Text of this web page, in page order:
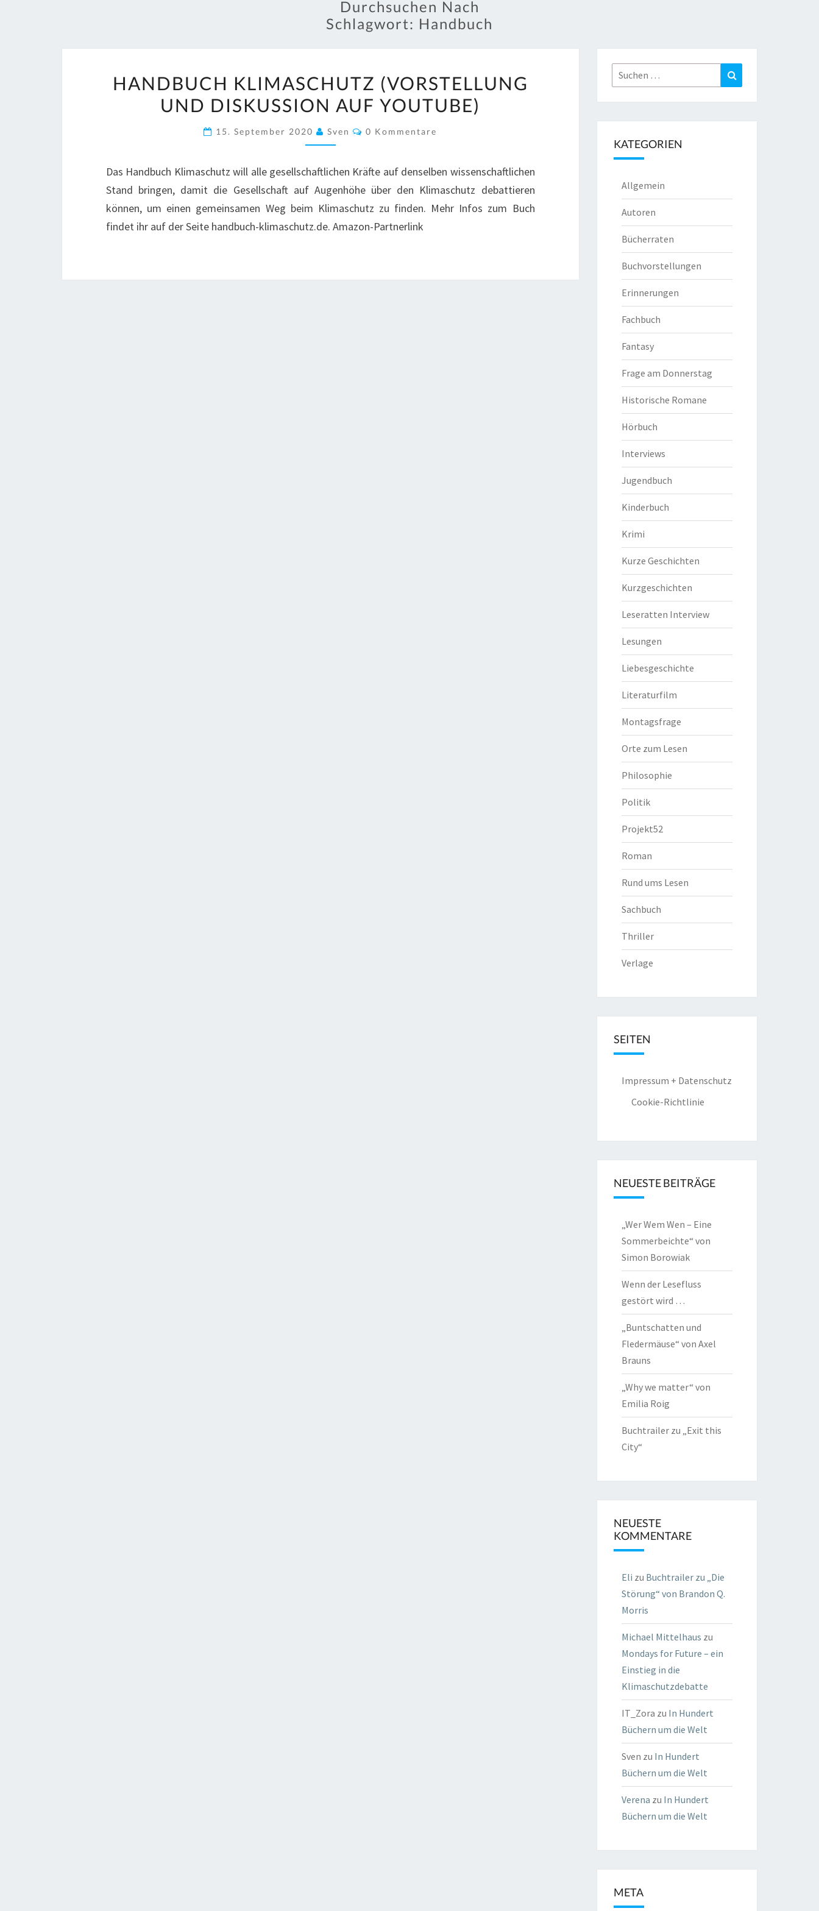
Durchsuchen Nach
Schlagwort: Handbuch
KLIMASCHUTZ
(VORSTELLUNG
DISKUSSION
YOUTUBE)
HANDBUCH KLIMASCHUTZ (VORSTELLUNG
UND DISKUSSION AUF YOUTUBE)
15. September 2020 Sven Kommentare
0 Kommentare
Das Handbuch Klimaschutz will alle gesellschaftlichen Kräfte auf denselben wissenschaftlichen
Stand bringen, damit die Gesellschaft auf Augenhöhe über den Klimaschutz debattieren
können, um einen gemeinsamen Weg beim Klimaschutz zu finden. Mehr Infos zum Buch
findet ihr auf der Seite handbuch-klimaschutz.de. Amazon-Partnerlink
Suchen
nach:
KATEGORIEN
Allgemein
Autoren
Bücherraten
Buchvorstellungen
Erinnerungen
Fachbuch
Fantasy
Frage am Donnerstag
Historische Romane
Hörbuch
Interviews
Jugendbuch
Kinderbuch
Krimi
Kurze Geschichten
Kurzgeschichten
Leseratten Interview
Lesungen
Liebesgeschichte
Literaturfilm
Montagsfrage
Orte zum Lesen
Philosophie
Politik
Projekt52
Roman
Rund ums Lesen
Sachbuch
Thriller
Verlage
SEITEN
Impressum + Datenschutz
Cookie-Richtlinie
NEUESTE BEITRÄGE
„Wer Wem Wen – Eine
Sommerbeichte“ von
Simon Borowiak
Wenn der Lesefluss
gestört wird …
„Buntschatten und
Fledermäuse“ von Axel
Brauns
„Why we matter“ von
Emilia Roig
Buchtrailer zu „Exit this
City“
NEUESTE
KOMMENTARE
Eli zu Buchtrailer zu „Die
Störung“ von Brandon Q.
Morris
Michael Mittelhaus zu
Mondays for Future – ein
Einstieg in die
Klimaschutzdebatte
IT_Zora zu In Hundert
Büchern um die Welt
Sven zu In Hundert
Büchern um die Welt
Verena zu In Hundert
Büchern um die Welt
META